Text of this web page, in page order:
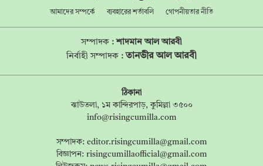
আমাদের সম্পর্কে ব্যবহারের শর্তাবলি গোপনীয়তার নীতি
সম্পাদক :শাদমান আল আরবী
নির্বাহী সম্পাদক : তানভীর আল আরবী
ঠিকানা
ঝাউতলা, ১ম কান্দিরপাড়, কুমিল্লা ৩৫০০
info@risingcumilla.com
সম্পাদক: editor.risingcumilla@gmail.com
বিজ্ঞাপন: risingcumillaofficial@gmail.com